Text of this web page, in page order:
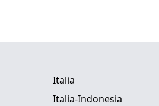
Italia
Italia-Indonesia